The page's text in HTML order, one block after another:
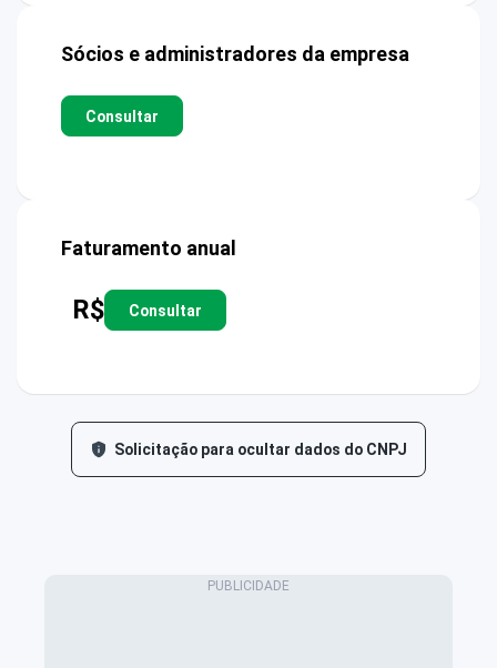
Sócios e administradores da empresa
Consultar
Faturamento anual
R$ Consultar
Solicitação para ocultar dados do CNPJ